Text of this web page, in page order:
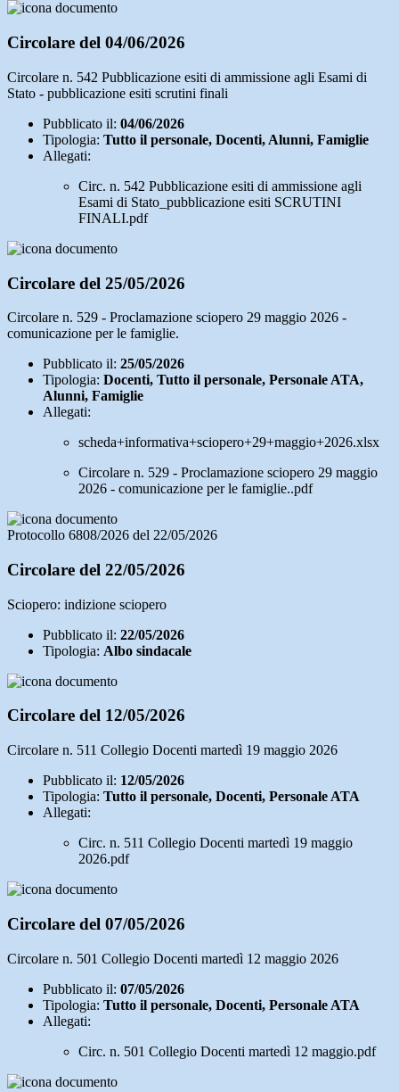
Circolare del 04/06/2026
Circolare n. 542 Pubblicazione esiti di ammissione agli Esami di
Stato - pubblicazione esiti scrutini finali
Pubblicato il: 04/06/2026
Tipologia: Tutto il personale, Docenti, Alunni, Famiglie
Allegati:
Circ. n. 542 Pubblicazione esiti di ammissione agli
Esami di Stato_pubblicazione esiti SCRUTINI
FINALI.pdf
Circolare del 25/05/2026
Circolare n. 529 - Proclamazione sciopero 29 maggio 2026 -
comunicazione per le famiglie.
Pubblicato il: 25/05/2026
Tipologia: Docenti, Tutto il personale, Personale ATA,
Alunni, Famiglie
Allegati:
scheda+informativa+sciopero+29+maggio+2026.xlsx
Circolare n. 529 - Proclamazione sciopero 29 maggio
2026 - comunicazione per le famiglie..pdf
Protocollo 6808/2026 del 22/05/2026
Circolare del 22/05/2026
Sciopero: indizione sciopero
Pubblicato il: 22/05/2026
Tipologia: Albo sindacale
Circolare del 12/05/2026
Circolare n. 511 Collegio Docenti martedì 19 maggio 2026
Pubblicato il: 12/05/2026
Tipologia: Tutto il personale, Docenti, Personale ATA
Allegati:
Circ. n. 511 Collegio Docenti martedì 19 maggio
2026.pdf
Circolare del 07/05/2026
Circolare n. 501 Collegio Docenti martedì 12 maggio 2026
Pubblicato il: 07/05/2026
Tipologia: Tutto il personale, Docenti, Personale ATA
Allegati:
Circ. n. 501 Collegio Docenti martedì 12 maggio.pdf